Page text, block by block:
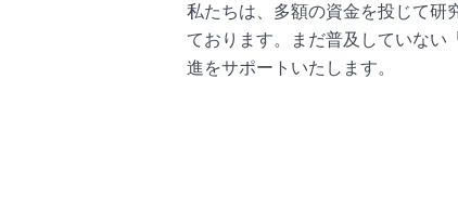
私たちは、多額の資金を投じて研
ております。まだ普及していない
進をサポートいたします。